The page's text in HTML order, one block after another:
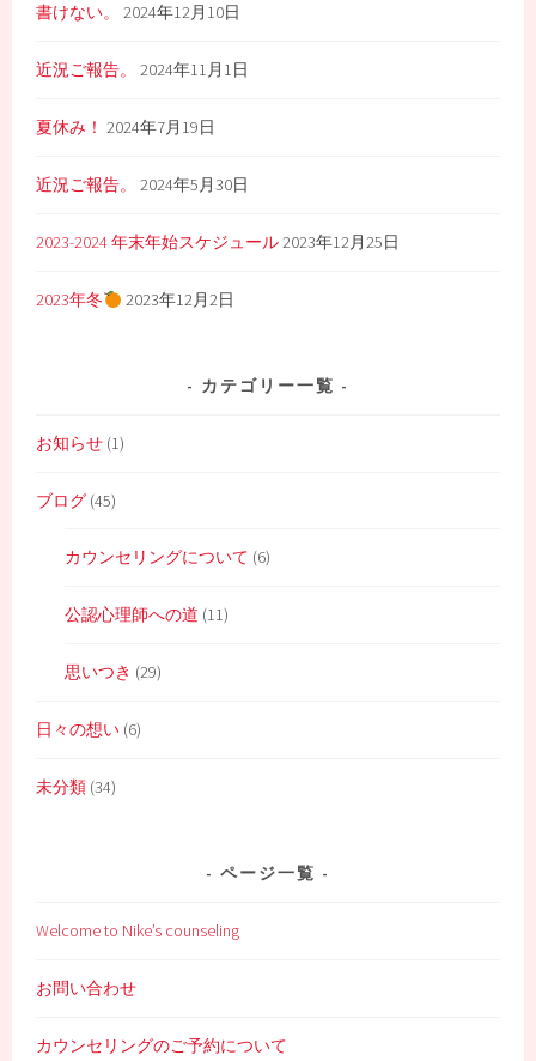
書けない。 2024年12月10日
近況ご報告。 2024年11月1日
夏休み！ 2024年7月19日
近況ご報告。 2024年5月30日
2023-2024 年末年始スケジュール2023年12月25日
2023年冬 2023年12月2日
カテゴリー一覧
お知らせ (1)
ブログ (45)
カウンセリングについて (6)
公認心理師への道 (11)
思いつき (29)
日々の想い (6)
未分類 (34)
ページ一覧
Welcome to Nike’s counseling
お問い合わせ
カウンセリングのご予約について